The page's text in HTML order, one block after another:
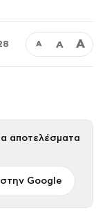
Α Α Α
αποτελέσματα
Google